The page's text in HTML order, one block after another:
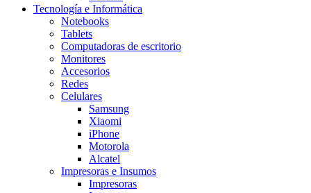
Tecnología e Informática
Notebooks
Tablets
Computadoras de escritorio
Monitores
Accesorios
Redes
Celulares
Samsung
Xiaomi
iPhone
Motorola
Alcatel
Impresoras e Insumos
Impresoras